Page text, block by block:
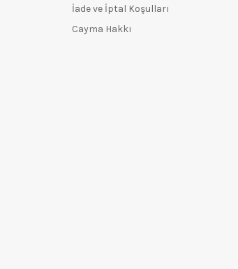
İade ve İptal Koşulları
Cayma Hakkı